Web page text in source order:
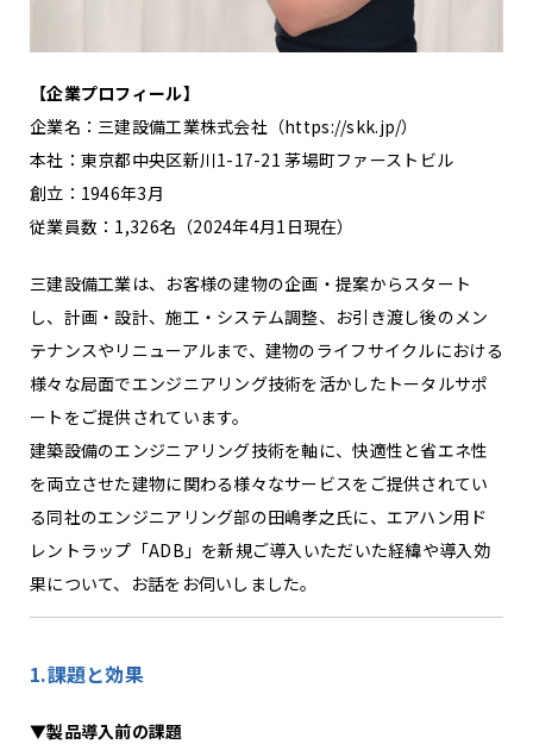
【企業プロフィール】
企業名：三建設備工業株式会社（https://skk.jp/）
本社：東京都中央区新川1-17-21 茅場町ファーストビル
創立：1946年3月
従業員数：1,326名（2024年4月1日現在）
三建設備工業は、お客様の建物の企画・提案からスタート
し、計画・設計、施工・システム調整、お引き渡し後のメン
テナンスやリニューアルまで、建物のライフサイクルにおける
様々な局面でエンジニアリング技術を活かしたトータルサポ
ートをご提供されています。
建築設備のエンジニアリング技術を軸に、快適性と省エネ性
を両立させた建物に関わる様々なサービスをご提供されてい
る同社のエンジニアリング部の田嶋孝之氏に、エアハン用ド
レントラップ「ADB」を新規ご導入いただいた経緯や導入効
果について、お話をお伺いしました。
1.課題と効果
▼製品導入前の課題